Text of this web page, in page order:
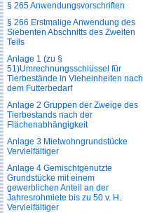
§ 265 Anwendungsvorschriften
§ 266 Erstmalige Anwendung des
Siebenten Abschnitts des Zweiten
Teils
Anlage 1 (zu §
51)Umrechnungsschlüssel für
Tierbestände in Vieheinheiten nach
dem Futterbedarf
Anlage 2 Gruppen der Zweige des
Tierbestands nach der
Flächenabhängigkeit
Anlage 3 Mietwohngrundstücke
Vervielfältiger
Anlage 4 Gemischtgenutzte
Grundstücke mit einem
gewerblichen Anteil an der
Jahresrohmiete bis zu 50 v. H.
Vervielfältiger